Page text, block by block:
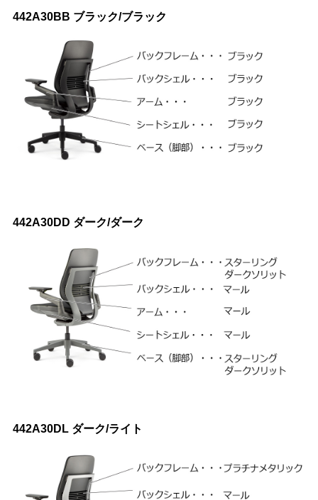
442A30BB ブラック/ブラック
442A30DD ダーク/ダーク
442A30DL ダーク/ライト